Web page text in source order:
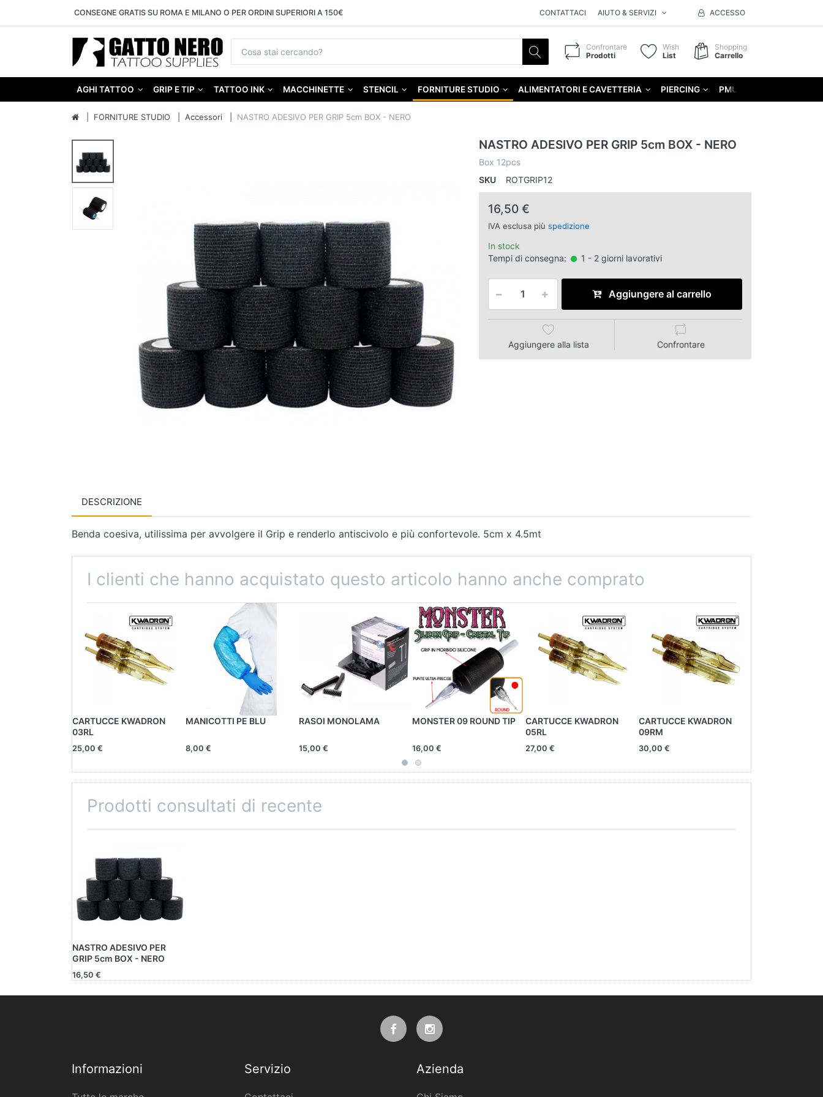
CONSEGNE GRATIS SU ROMA E MILANO O PER ORDINI SUPERIORI A 150€ CONTATTACI AIUTO & SERVIZI ACCESSO
Confrontare
Prodotti
Wish
List
Shopping
Carrello
AGHI TATTOO GRIP E TIP TATTOO INK MACCHINETTE STENCIL FORNITURE STUDIO ALIMENTATORI E CAVETTERIA PIERCING PMU
FORNITURE STUDIO Accessori NASTRO ADESIVO PER GRIP 5cm BOX - NERO
NASTRO ADESIVO PER GRIP 5cm BOX - NERO
Box 12pcs
SKU
ROTGRIP12
16,50 €
IVA esclusa più spedizione
In stock
Tempi di consegna:
1 - 2 giorni lavorativi
Aggiungere al carrello
Aggiungere alla lista Confrontare
DESCRIZIONE
Benda coesiva, utilissima per avvolgere il Grip e renderlo antiscivolo e più confortevole. 5cm x 4.5mt
I clienti che hanno acquistato questo articolo hanno anche comprato
CARTUCCE KWADRON
03RL
25,00 €
MANICOTTI PE BLU
8,00 €
RASOI MONOLAMA
15,00 €
MONSTER 09 ROUND TIP
16,00 €
CARTUCCE KWADRON
05RL
27,00 €
CARTUCCE KWADRON
09RM
30,00 €
Prodotti consultati di recente
NASTRO ADESIVO PER
GRIP 5cm BOX - NERO
16,50 €
Informazioni Servizio Azienda